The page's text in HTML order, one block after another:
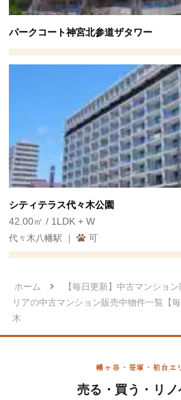
パークコート神宮北参道ザタワー
シティテラス代々木公園
42.00㎡ / 1LDK + W
代々木八幡駅 ｜ 可
ホーム 【毎日更新】中古マンショ
リアの中古マンション販売中物件一覧【毎
木
幡ヶ谷・笹塚・初台エ
売る・買う・リノ